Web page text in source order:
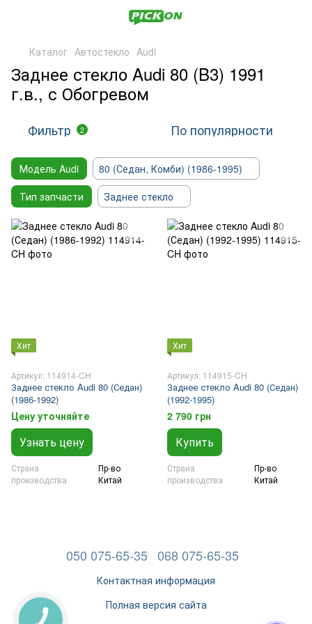
Каталог Автостекло Audi
Заднее стекло Audi 80 (B3) 1991
г.в., с Обогревом
Фильтр 2 По популярности
Модель Audi
80 (Седан, Комби) (1986-1995)
Тип запчасти
Заднее стекло
Хит
Артикул: 114914-CH
Заднее стекло Audi 80 (Седан)
(1986-1992)
Цену уточняйте
Узнать цену
Страна
производства
Пр-во
Китай
Хит
Артикул: 114915-CH
Заднее стекло Audi 80 (Седан)
(1992-1995)
2 790 грн
Купить
Страна
производства
Пр-во
Китай
050 075-65-35 068 075-65-35
Контактная информация
Полная версия сайта